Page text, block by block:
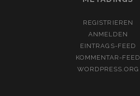
REGISTRIEREN
ANMELDEN
EINTRAGS-FEED
KOMMENTAR-FEED
WORDPRESS.ORG